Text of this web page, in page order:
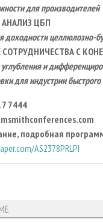
для производителей
ЦБП
доходности целлюлозно-
СОТРУДНИЧЕСТВА С
и
для индустрии
7444
.com
подробная
AS2378PRLPI